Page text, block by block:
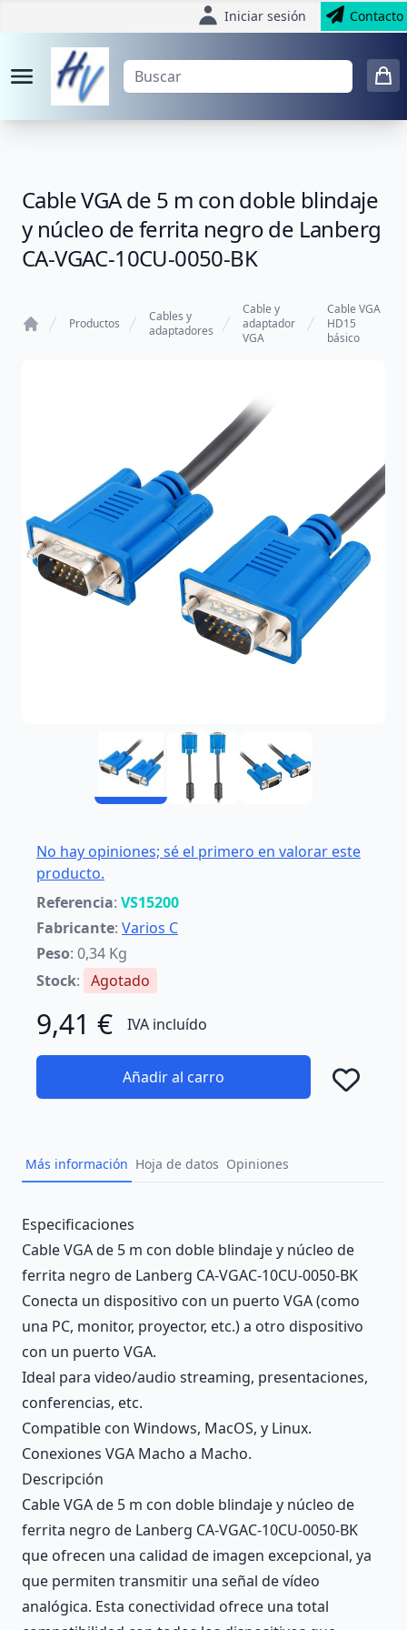
Iniciar sesión Contacto
Cable VGA de 5 m con doble blindaje
y núcleo de ferrita negro de Lanberg
CA-VGAC-10CU-0050-BK
Productos
Cables y
adaptadores
Cable y
adaptador
VGA
Cable VGA
HD15
básico
No hay opiniones; sé el primero en valorar este
producto.
Referencia: VS15200
Fabricante: Varios C
Peso: 0,34 Kg
Stock: Agotado
9,41 € IVA incluído
Añadir al carro
Más información Hoja de datos Opiniones
Description
Especificaciones
Cable VGA de 5 m con doble blindaje y núcleo de
ferrita negro de Lanberg CA-VGAC-10CU-0050-BK
Conecta un dispositivo con un puerto VGA (como
una PC, monitor, proyector, etc.) a otro dispositivo
con un puerto VGA.
Ideal para video/audio streaming, presentaciones,
conferencias, etc.
Compatible con Windows, MacOS, y Linux.
Conexiones VGA Macho a Macho.
Descripción
Cable VGA de 5 m con doble blindaje y núcleo de
ferrita negro de Lanberg CA-VGAC-10CU-0050-BK
que ofrecen una calidad de imagen excepcional, ya
que permiten transmitir una señal de vídeo
analógica. Esta conectividad ofrece una total